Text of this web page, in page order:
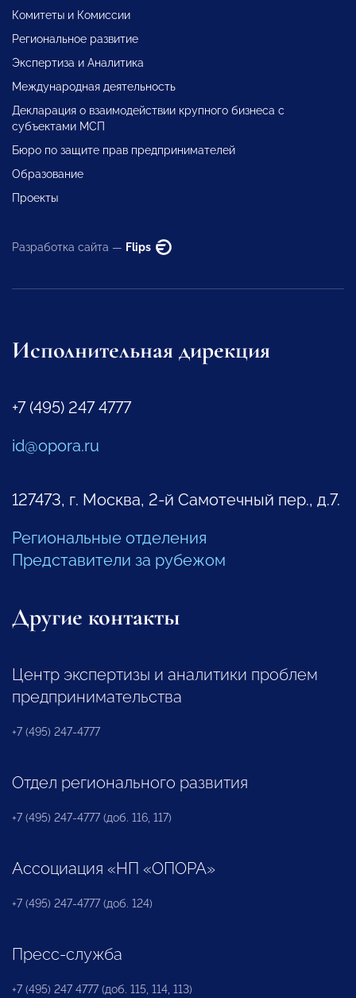
Комитеты и Комиссии
Региональное развитие
Экспертиза и Аналитика
Международная деятельность
Декларация о взаимодействии крупного бизнеса с
субъектами МСП
Бюро по защите прав предпринимателей
Образование
Проекты
Разработка сайта — Flips
Исполнительная дирекция
+7 (495) 247 4777
id@opora.ru
127473, г. Москва, 2-й Самотечный пер., д.7.
Региональные отделения
Представители за рубежом
Другие контакты
Центр экспертизы и аналитики проблем
предпринимательства
+7 (495) 247-4777
Отдел регионального развития
+7 (495) 247-4777 (доб. 116, 117)
Ассоциация «НП «ОПОРА»
+7 (495) 247-4777 (доб. 124)
Пресс-служба
+7 (495) 247 4777 (доб. 115, 114, 113)